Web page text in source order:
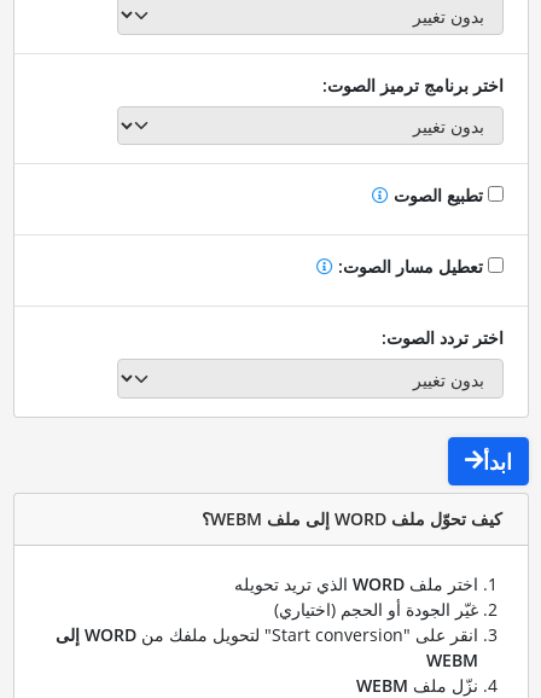
اختر برنامج ترميز الصوت:
تطبيع الصوت
تعطيل مسار الصوت:
اختر تردد الصوت:
ابدأ
كيف تحوّل ملف WORD إلى ملف WEBM؟
اختر ملف WORDالذي تريد تحويله
غيّر الجودة أو الحجم (اختياري)
انقر على "Start conversion" لتحويل ملفك من
WORD إلى
WEBM
نزّل ملف WEBM